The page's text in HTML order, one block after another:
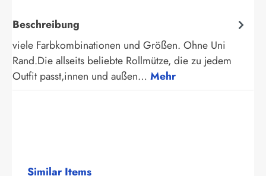
Beschreibung
viele Farbkombinationen und Größen. Ohne Uni
Rand.Die allseits beliebte Rollmütze, die zu jedem
Outfit passt,innen und außen… Mehr
Produktgalerie überspringen
Similar Items